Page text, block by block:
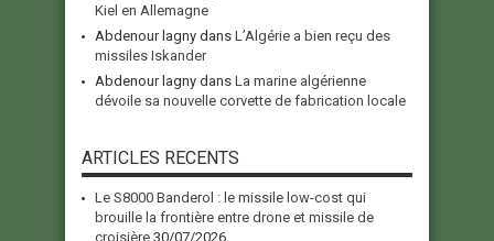
Kiel en Allemagne
Abdenour lagny dans L’Algérie a bien reçu des
missiles Iskander
Abdenour lagny dans La marine algérienne
dévoile sa nouvelle corvette de fabrication locale
ARTICLES RECENTS
Le S8000 Banderol : le missile low-cost qui
brouille la frontière entre drone et missile de
croisière 30/07/2026